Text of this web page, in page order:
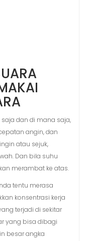
dan di mana saja,
angin, dan
atau sejuk,
Dan bila suhu
merambat ke atas.
tentu merasa
konsentrasi kerja
terjadi di sekitar
yang bisa dibagi
besar angka